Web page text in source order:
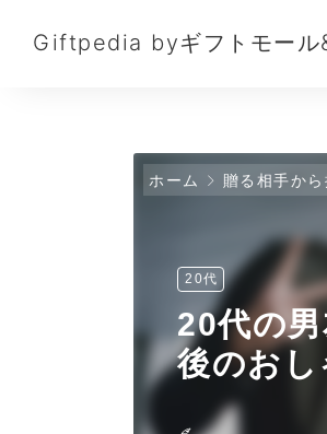
Giftpedia byギフトモール
ホーム 贈る相手から
20代
20代の
後のお